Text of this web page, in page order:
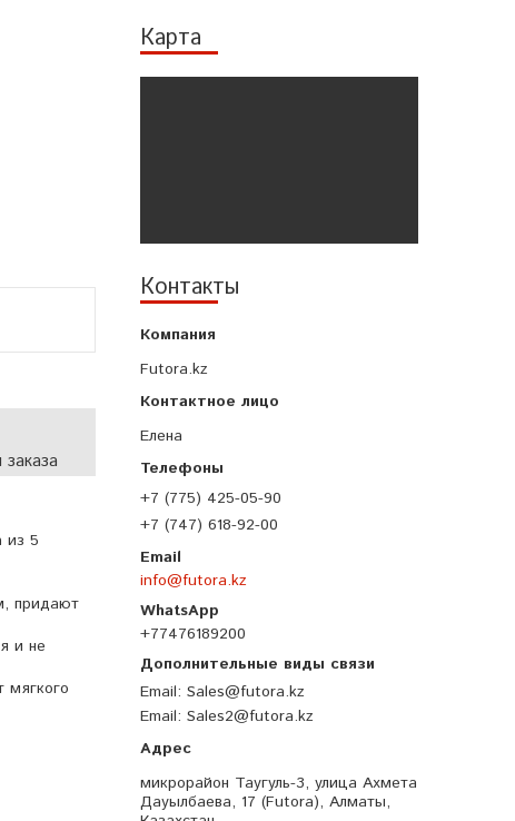
Карта
Контакты
Futora.kz
Елена
+7 (775) 425-05-90
+7 (747) 618-92-00
info@futora.kz
+77476189200
Email Sales@futora.kz
Email Sales2@futora.kz
микрорайон Таугуль-3, улица Ахмета
Дауылбаева, 17 (Futora), Алматы,
из 5
придают
и не
мягкого